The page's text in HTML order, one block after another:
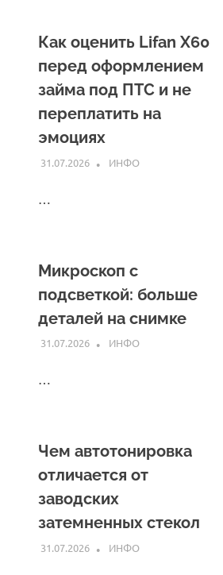
Как оценить Lifan X60
перед оформлением
займа под ПТС и не
переплатить на
эмоциях
31.07.2026 INFO
ИНФО
Микроскоп с
подсветкой: больше
деталей на снимке
31.07.2026 INFO
ИНФО
…
Чем автотонировка
отличается от
заводских
затемненных стекол
31.07.2026 INFO
ИНФО